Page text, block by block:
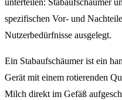
unterteilen: Stabaufschäumer
spezifischen Vor- und
Nutzerbedürfnisse ausgelegt.
Ein Stabaufschäumer ist ein
Gerät mit einem rotierenden
Milch direkt im Gefäß